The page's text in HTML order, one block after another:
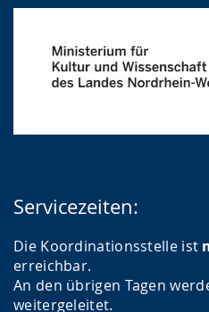
Servicezeiten:
Die Koordinationsstelle ist
erreichbar.
An den übrigen Tagen
weitergeleitet.